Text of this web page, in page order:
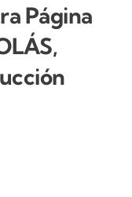
Página